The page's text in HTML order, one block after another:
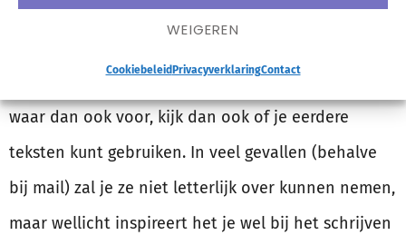
WEIGEREN
Cookiebeleid PrivacyverklaringContact
schrijf en anderzijds om ervoor te zorgen dat de
mezelf niet tegenspreek ;-). Schrijf jij veel teksten,
waar dan ook voor, kijk dan ook of je eerdere
teksten kunt gebruiken. In veel gevallen (behalve
bij mail) zal je ze niet letterlijk over kunnen nemen,
maar wellicht inspireert het je wel bij het schrijven